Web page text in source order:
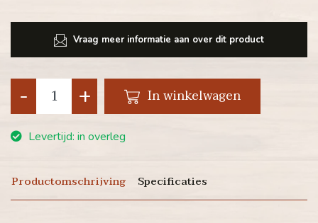
Vraag meer informatie aan over dit product
+
- In winkelwagen
Levertijd: in overleg
Productomschrijving Specificaties